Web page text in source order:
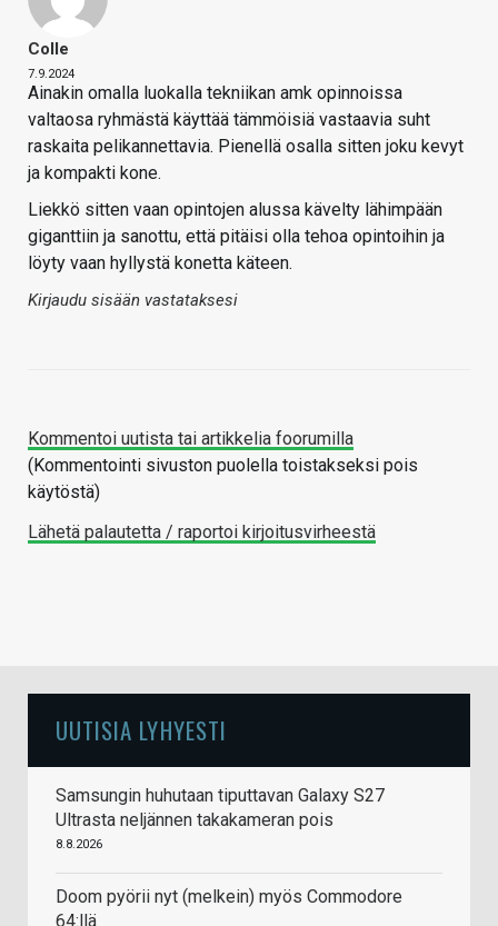
Colle
7.9.2024
Ainakin omalla luokalla tekniikan amk opinnoissa
valtaosa ryhmästä käyttää tämmöisiä vastaavia suht
raskaita pelikannettavia. Pienellä osalla sitten joku kevyt
ja kompakti kone.
Liekkö sitten vaan opintojen alussa kävelty lähimpään
giganttiin ja sanottu, että pitäisi olla tehoa opintoihin ja
löyty vaan hyllystä konetta käteen.
Kirjaudu sisään vastataksesi
Kommentoi uutista tai artikkelia foorumilla
(Kommentointi sivuston puolella toistakseksi pois
käytöstä)
Lähetä palautetta / raportoi kirjoitusvirheestä
UUTISIA LYHYESTI
Samsungin huhutaan tiputtavan Galaxy S27
Ultrasta neljännen takakameran pois
8.8.2026
Doom pyörii nyt (melkein) myös Commodore
64:llä